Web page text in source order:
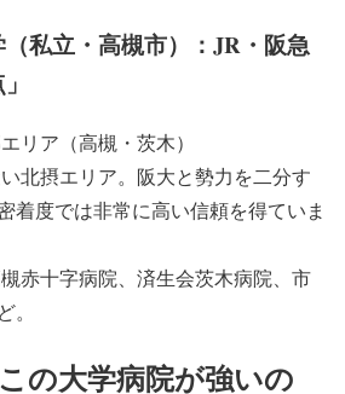
私立・高槻市）：JR・阪急
リア（高槻・茨木）
北摂エリア。阪大と勢力を二分す
着度では非常に高い信頼を得ていま
赤十字病院、済生会茨木病院、市
。
の大学病院が強いの